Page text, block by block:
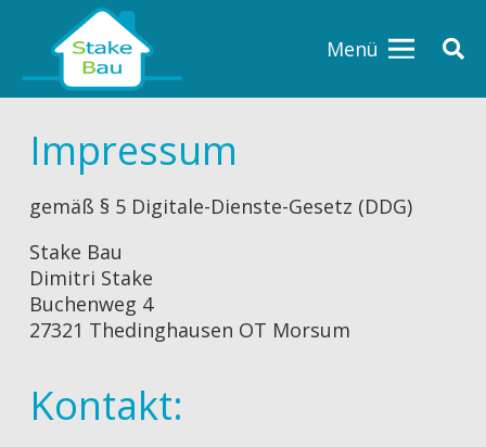
Menü
Impressum
gemäß § 5 Digitale-Dienste-Gesetz (DDG)
Stake Bau
Dimitri Stake
Buchenweg 4
27321 Thedinghausen OT Morsum
Kontakt: